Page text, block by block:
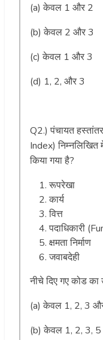
(a) केवल 1 और 2
(b) केवल 2 और 3
(c) केवल 1 और 3
(d) 1, 2, और 3
Q2.) पंचायत
Index)
किया गया है?
रूपरेखा
कार्य
वित्त
पदाधिकारी
क्षमता निर्माण
जवाबदेही
नीचे दिए गए कोड
(a) केवल 1, 2, 3
(b) केवल 1, 2, 3,